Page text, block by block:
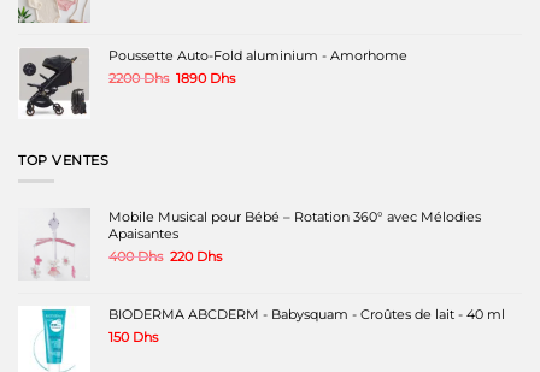
230 Dhs.180 Dhs.
Poussette Auto-Fold aluminium - Amorhome
2200Dhs Le
1890 DhsLe
TOP VENTES
Mobile Musical pour Bébé – Rotation 360° avec Mélodies
Apaisantes
400Dhs Le
était :
400 Dhs.
220 DhsLe
est :
220 Dhs.
BIODERMA ABCDERM - Babysquam - Croûtes de lait - 40 ml
150 Dhs